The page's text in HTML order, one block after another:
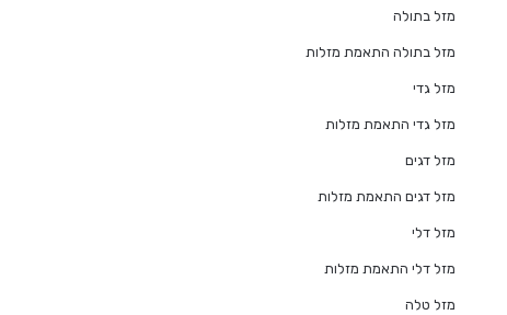
מזל בתולה
מזל בתולה התאמת מזלות
מזל גדי
מזל גדי התאמת מזלות
מזל דגים
מזל דגים התאמת מזלות
מזל דלי
מזל דלי התאמת מזלות
מזל טלה